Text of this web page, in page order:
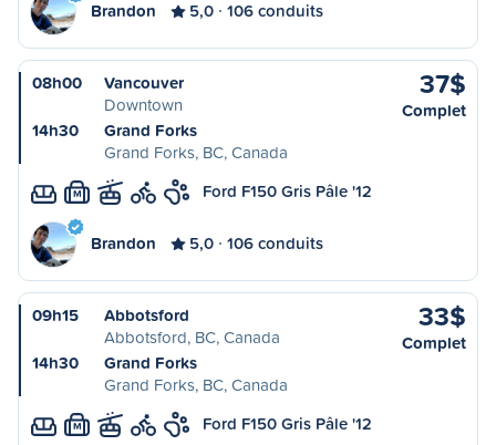
Brandon 5,0 106 conduits
08h00
Vancouver
Downtown
14h30
Grand Forks
Grand Forks, BC, Canada
37$
Complet
M Ford F150 Gris Pâle '12
Brandon 5,0 106 conduits
09h15
Abbotsford
Abbotsford, BC, Canada
14h30
Grand Forks
Grand Forks, BC, Canada
33$
Complet
M Ford F150 Gris Pâle '12